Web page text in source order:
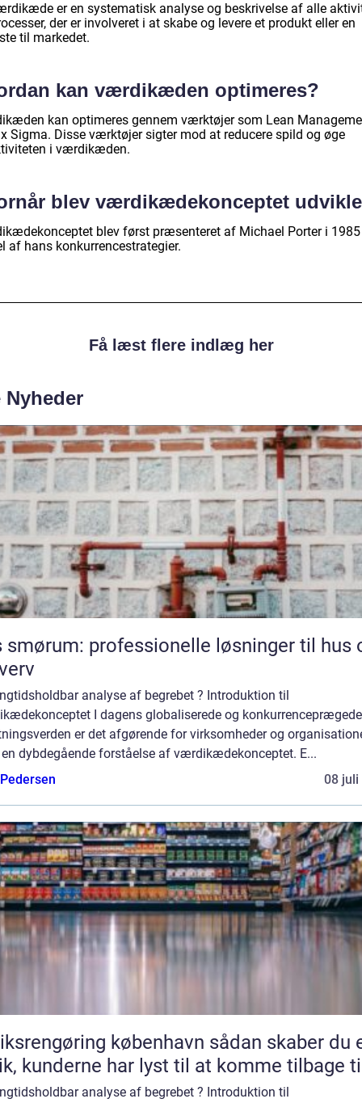
er en systematisk analyse og beskrivelse af alle
der er involveret i at skabe og levere et produkt eller en
til markedet.
kan værdikæden optimeres?
kan optimeres gennem værktøjer som Lean
Sigma. Disse værktøjer sigter mod at reducere spild og øge
i værdikæden.
blev værdikædekonceptet
blev først præsenteret af Michael Porter i
af hans konkurrencestrategier.
Få læst flere indlæg her
Nyheder
smørum: professionelle løsninger til hus
analyse af begrebet ? Introduktion til
I dagens globaliserede og konkurrenceprægede
er det afgørende for virksomheder og
dybdegående forståelse af værdikædekonceptet. E...
08 juli
københavn sådan skaber du en
kunderne har lyst til at komme tilbage
analyse af begrebet ? Introduktion til